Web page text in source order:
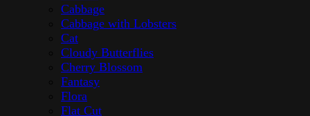
Cabbage
Cabbage with Lobsters
Cat
Cloudy Butterflies
Cherry Blossom
Fantasy
Flora
Flat Cut